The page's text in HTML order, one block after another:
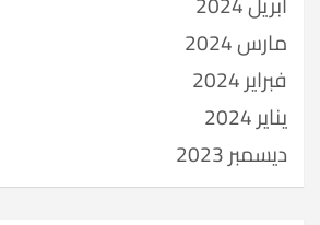
مارس 2024
فبراير 2024
يناير 2024
ديسمبر 2023